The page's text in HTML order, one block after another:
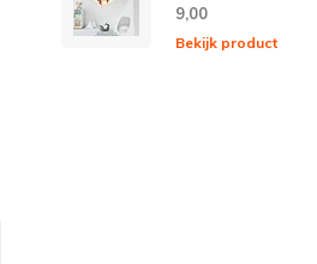
9,00
Bekijk product